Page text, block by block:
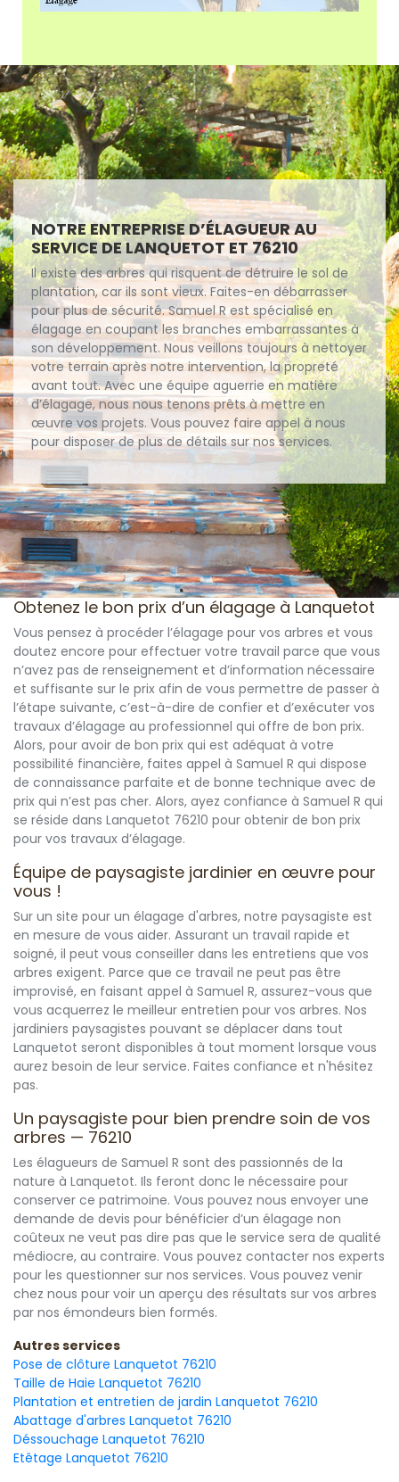
NOTRE ENTREPRISE D’ÉLAGUEUR AU
SERVICE DE LANQUETOT ET 76210
Il existe des arbres qui risquent de détruire le sol de
plantation, car ils sont vieux. Faites-en débarrasser
pour plus de sécurité. Samuel R est spécialisé en
élagage en coupant les branches embarrassantes à
son développement. Nous veillons toujours à nettoyer
votre terrain après notre intervention, la propreté
avant tout. Avec une équipe aguerrie en matière
d’élagage, nous nous tenons prêts à mettre en
œuvre vos projets. Vous pouvez faire appel à nous
pour disposer de plus de détails sur nos services.
Obtenez le bon prix d’un élagage à Lanquetot
Vous pensez à procéder l’élagage pour vos arbres et vous
doutez encore pour effectuer votre travail parce que vous
n’avez pas de renseignement et d’information nécessaire
et suffisante sur le prix afin de vous permettre de passer à
l’étape suivante, c’est-à-dire de confier et d’exécuter vos
travaux d’élagage au professionnel qui offre de bon prix.
Alors, pour avoir de bon prix qui est adéquat à votre
possibilité financière, faites appel à Samuel R qui dispose
de connaissance parfaite et de bonne technique avec de
prix qui n’est pas cher. Alors, ayez confiance à Samuel R qui
se réside dans Lanquetot 76210 pour obtenir de bon prix
pour vos travaux d’élagage.
Équipe de paysagiste jardinier en œuvre pour
vous !
Sur un site pour un élagage d'arbres, notre paysagiste est
en mesure de vous aider. Assurant un travail rapide et
soigné, il peut vous conseiller dans les entretiens que vos
arbres exigent. Parce que ce travail ne peut pas être
improvisé, en faisant appel à Samuel R, assurez-vous que
vous acquerrez le meilleur entretien pour vos arbres. Nos
jardiniers paysagistes pouvant se déplacer dans tout
Lanquetot seront disponibles à tout moment lorsque vous
aurez besoin de leur service. Faites confiance et n'hésitez
pas.
Un paysagiste pour bien prendre soin de vos
arbres — 76210
Les élagueurs de Samuel R sont des passionnés de la
nature à Lanquetot. Ils feront donc le nécessaire pour
conserver ce patrimoine. Vous pouvez nous envoyer une
demande de devis pour bénéficier d’un élagage non
coûteux ne veut pas dire pas que le service sera de qualité
médiocre, au contraire. Vous pouvez contacter nos experts
pour les questionner sur nos services. Vous pouvez venir
chez nous pour voir un aperçu des résultats sur vos arbres
par nos émondeurs bien formés.
Autres services
Pose de clôture Lanquetot 76210
Taille de Haie Lanquetot 76210
Plantation et entretien de jardin Lanquetot 76210
Abattage d'arbres Lanquetot 76210
Déssouchage Lanquetot 76210
Etêtage Lanquetot 76210